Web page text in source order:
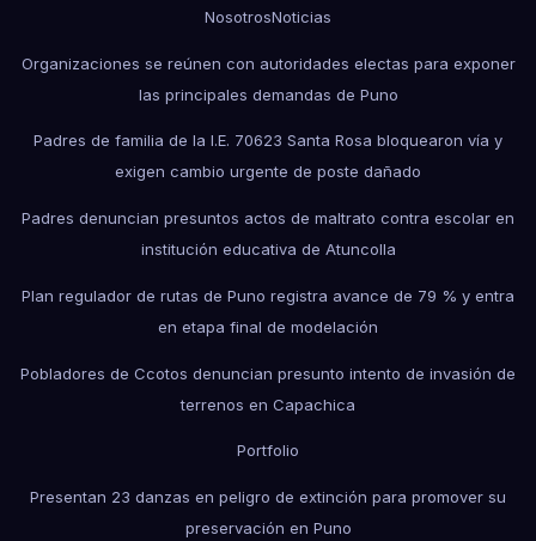
NosotrosNoticias
Organizaciones se reúnen con autoridades electas para exponer
las principales demandas de Puno
Padres de familia de la I.E. 70623 Santa Rosa bloquearon vía y
exigen cambio urgente de poste dañado
Padres denuncian presuntos actos de maltrato contra escolar en
institución educativa de Atuncolla
Plan regulador de rutas de Puno registra avance de 79 % y entra
en etapa final de modelación
Pobladores de Ccotos denuncian presunto intento de invasión de
terrenos en Capachica
Portfolio
Presentan 23 danzas en peligro de extinción para promover su
preservación en Puno